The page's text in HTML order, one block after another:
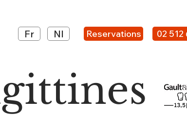
Fr Nl Reservations 02 512